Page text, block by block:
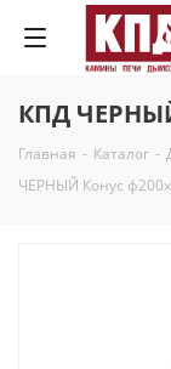
КПД
Главная - Каталог -
ЧЕРНЫЙ Конус